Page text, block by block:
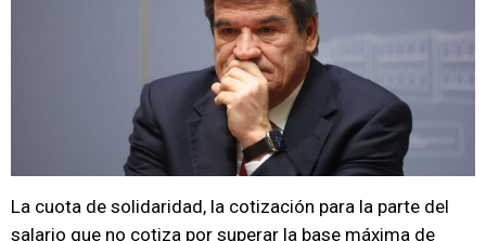
La cuota de solidaridad, la cotización para la parte del
salario que no cotiza por superar la base máxima de